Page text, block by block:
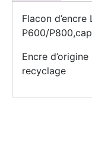
Flacon
P600/
Encre
recyclage